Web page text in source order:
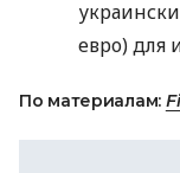
евро) для
По материалам: